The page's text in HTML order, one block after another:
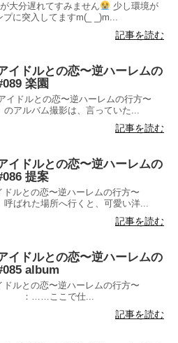
分遅れてすみません
少し環境が
プに突入してますm(_ _)m...
記事を読む
イドルとの恋〜逆ハーレムの
楽園
ドルとの恋〜逆ハーレムの行方〜
アルバム撮影は、言っていた...
記事を読む
イドルとの恋〜逆ハーレムの
提案
ドルとの恋〜逆ハーレムの行方〜
ばれた場所へ行くと、可愛い洋...
記事を読む
イドルとの恋〜逆ハーレムの
album
ドルとの恋〜逆ハーレムの行方〜
：……ここで仕...
記事を読む